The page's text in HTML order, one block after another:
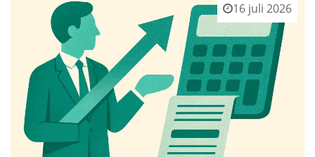
16 juli 2026